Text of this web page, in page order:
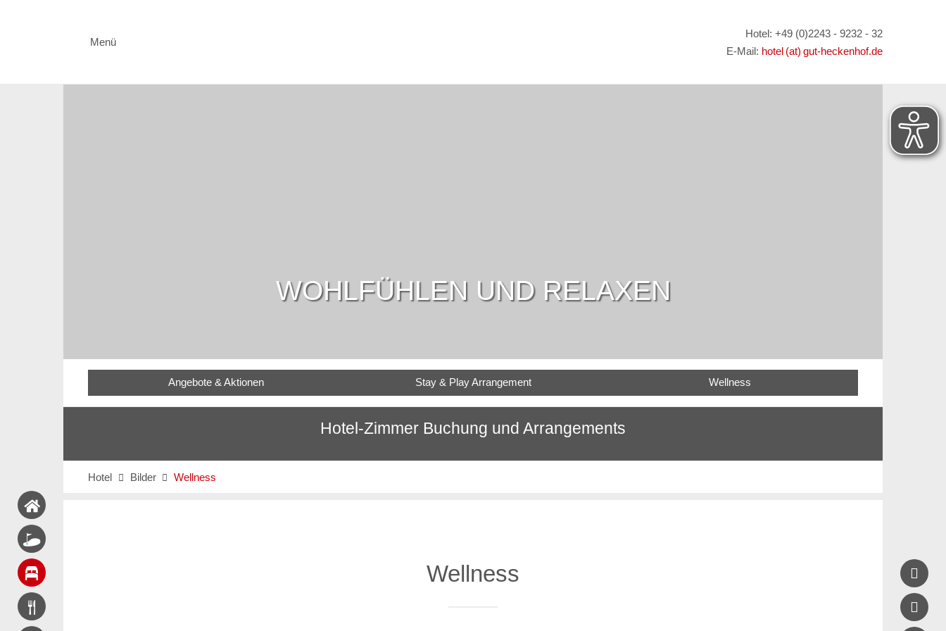
Menü
Hotel: +49 (0)2243 - 9232 - 32
E-Mail: hotel (at) gut-heckenhof.de
WOHLFÜHLEN UND RELAXEN
Angebote & Aktionen Stay & Play Arrangement Wellness
Hotel-Zimmer Buchung und Arrangements
Hotel  Bilder  Wellness
Wellness 
